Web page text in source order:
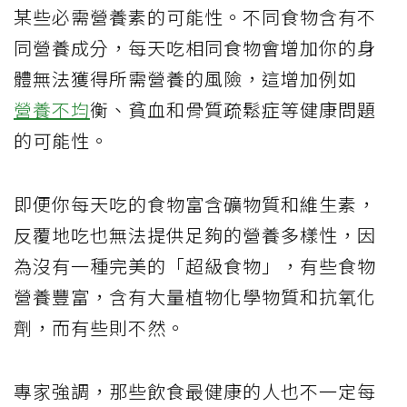
某些必需營養素的可能性。不同食物含有不
同營養成分，每天吃相同食物會增加你的身
體無法獲得所需營養的風險，這增加例如
營養不均衡、貧血和骨質疏鬆症等健康問題
的可能性。
即便你每天吃的食物富含礦物質和維生素，
反覆地吃也無法提供足夠的營養多樣性，因
為沒有一種完美的「超級食物」，有些食物
營養豐富，含有大量植物化學物質和抗氧化
劑，而有些則不然。
專家強調，那些飲食最健康的人也不一定每